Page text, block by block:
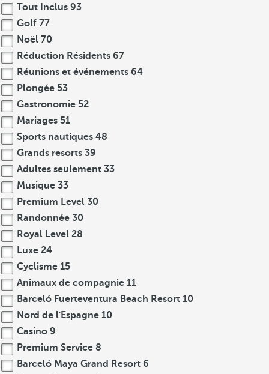
Tout Inclus 93
Golf 77
Noël 70
Réduction Résidents 67
Réunions et événements 64
Plongée 53
Gastronomie 52
Mariages 51
Sports nautiques 48
Grands resorts 39
Adultes seulement 33
Musique 33
Premium Level 30
Randonnée 30
Royal Level 28
Luxe 24
Cyclisme 15
Animaux de compagnie 11
Barceló Fuerteventura Beach Resort 10
Nord de l'Espagne 10
Casino 9
Premium Service 8
Barceló Maya Grand Resort 6